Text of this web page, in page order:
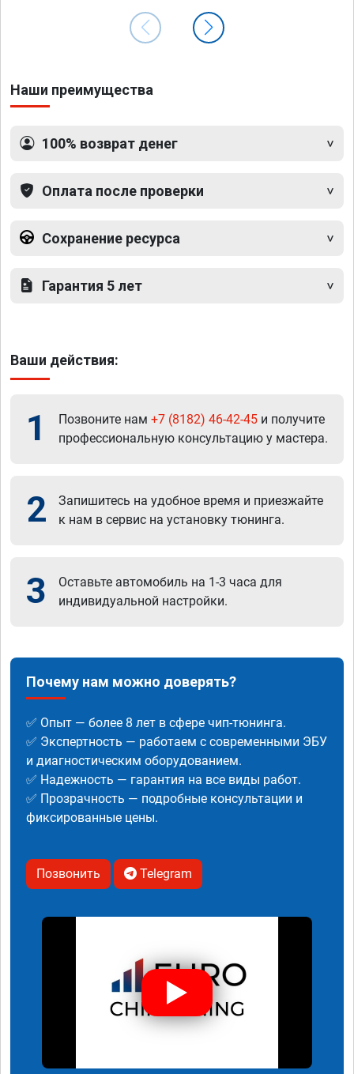
Наши преимущества
100% возврат денег
Оплата после проверки
Сохранение ресурса
Гарантия 5 лет
Ваши действия:
1 Позвоните нам +7 (8182) 46-42-45 и получите
профессиональную консультацию у мастера.
2
Запишитесь на удобное время и приезжайте
к нам в сервис на установку тюнинга.
3
Оставьте автомобиль на 1-3 часа для
индивидуальной настройки.
Почему нам можно доверять?
✅ Опыт — более 8 лет в сфере чип-тюнинга.
✅ Экспертность — работаем с современными ЭБУ
и диагностическим оборудованием.
✅ Надежность — гарантия на все виды работ.
✅ Прозрачность — подробные консультации и
фиксированные цены.
Позвонить Telegram